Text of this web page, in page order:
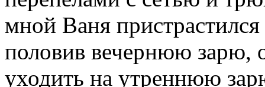
мной Ваня
половив вечернюю зарю,
уходить на утреннюю